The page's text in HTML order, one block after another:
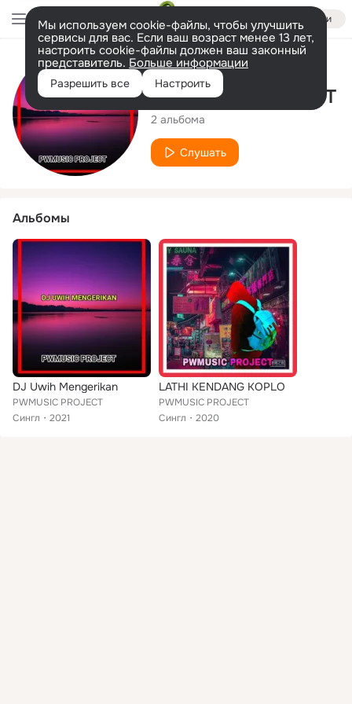
Войти
Мы используем cookie-файлы, чтобы улучшить
сервисы для вас. Если ваш возраст менее 13 лет,
настроить cookie-файлы должен ваш законный
представитель. Больше информации
Разрешить все Настроить
Исполнитель
PWMUSIC PROJECT
2 альбома
Слушать
Альбомы
DJ Uwih Mengerikan
PWMUSIC PROJECT
Сингл
2021
LATHI KENDANG KOPLO
PWMUSIC PROJECT
Сингл
2020